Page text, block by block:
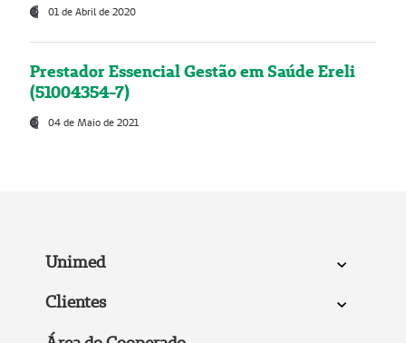
01 de Abril de 2020
Prestador Essencial Gestão em Saúde Ereli
(51004354-7)
04 de Maio de 2021
Unimed
Clientes